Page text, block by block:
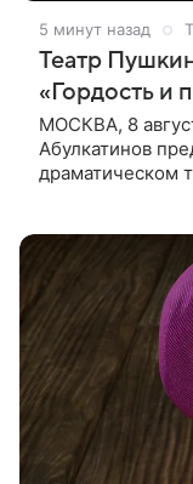
5 минут назад
Театр
«Гордость и
МОСКВА, 8
Абулкатинов
драматическом